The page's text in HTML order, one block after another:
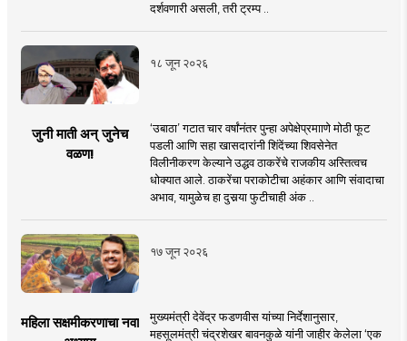
दर्शवणारी असली, तरी ट्रम्प ..
१८ जून २०२६
जुनी माती अन् जुनेच
वळण!
‘उबाठा’ गटात चार वर्षांनंतर पुन्हा अपेक्षेप्रमााणे मोठी फूट
पडली आणि सहा खासदारांनी शिंदेंच्या शिवसेनेत
विलीनीकरण केल्याने उद्धव ठाकरेंचे राजकीय अस्तित्वच
धोक्यात आले. ठाकरेंचा पराकोटीचा अहंकार आणि संवादाचा
अभाव, यामुळेच हा दुसर्‍या फुटीचाही अंक ..
१७ जून २०२६
महिला सक्षमीकरणाचा नवा
मुख्यमंत्री देवेंद्र फडणवीस यांच्या निर्देशानुसार,
महसूलमंत्री चंद्रशेखर बावनकुळे यांनी जाहीर केलेला ‘एक